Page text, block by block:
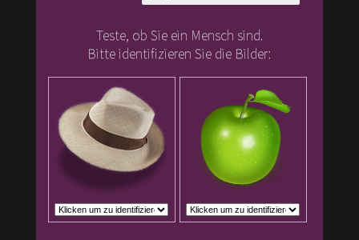
Teste, ob Sie ein Mensch sind.
Bitte identifizieren Sie die Bilder: